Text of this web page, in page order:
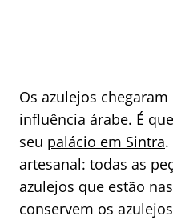
Os azulejos
influência árabe. É
seu palácio em Sintra.
artesanal: todas as
azulejos que estão
conservem os